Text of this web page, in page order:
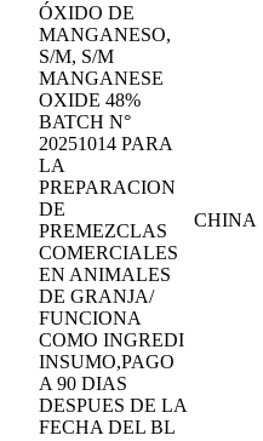
ÓXIDO DE
MANGANESO,
S/M, S/M
MANGANESE
OXIDE 48%
BATCH N°
20251014 PARA
LA
PREPARACION
DE
PREMEZCLAS
COMERCIALES
EN ANIMALES
DE GRANJA/
FUNCIONA
COMO INGREDI
INSUMO,PAGO
A 90 DIAS
DESPUES DE LA
FECHA DEL BL
CHINA